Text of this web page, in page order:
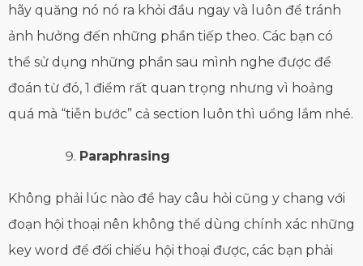
hãy quăng nó nó ra khỏi đầu ngay và luôn để tránh
ảnh hưởng đến những phần tiếp theo. Các bạn có
thể sử dụng những phần sau mình nghe được để
đoán từ đó, 1 điểm rất quan trọng nhưng vì hoảng
quá mà “tiễn bước” cả section luôn thì uổng lắm nhé.
Paraphrasing
Không phải lúc nào đề hay câu hỏi cũng y chang với
đoạn hội thoại nên không thể dùng chính xác những
key word để đối chiếu hội thoại được, các bạn phải